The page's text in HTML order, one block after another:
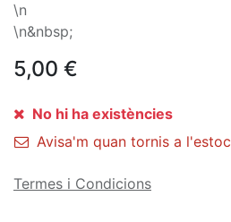
\n
\n&nbsp;
5,00 €
No hi ha existències
Avisa'm quan tornis a l'estoc
Termes i Condicions